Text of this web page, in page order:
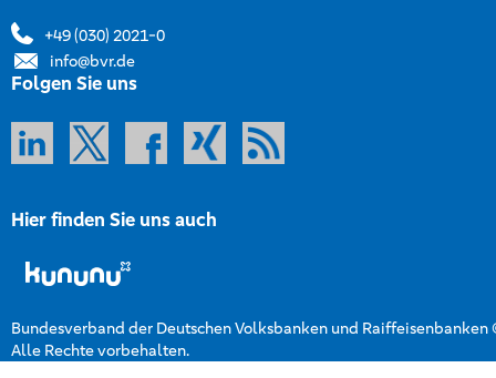
+49 (030) 2021-0
info@bvr.de
Folgen Sie uns
Hier finden Sie uns auch
Bundesverband der Deutschen Volksbanken und Raiffeisenbanken
Alle Rechte vorbehalten.